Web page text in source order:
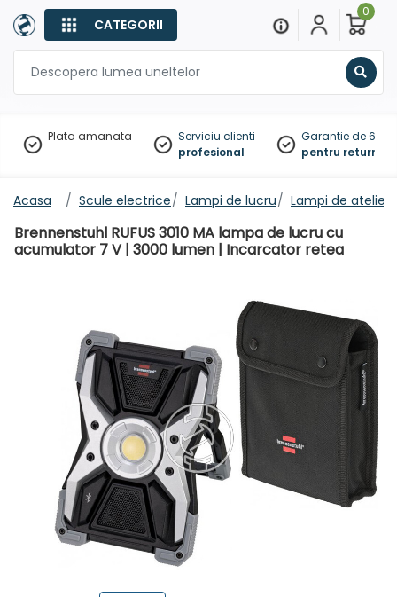
CATEGORII
0
Plata amanata
Serviciu clienti
profesional
Garantie de 60
pentru
Acasa Scule electrice Lampi de lucru Lampi de atelier
Brennenstuhl RUFUS 3010 MA lampa de lucru cu
acumulator 7 V | 3000 lumen | Incarcator retea